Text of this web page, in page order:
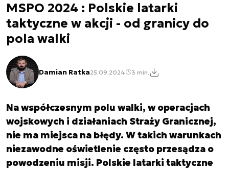
MSPO 2024 : Polskie latarki
taktyczne w akcji - od granicy do
pola walki
Damian Ratka25.09.2024 3 min.
Na współczesnym polu walki, w operacjach
wojskowych i działaniach Straży Granicznej,
nie ma miejsca na błędy. W takich warunkach
niezawodne oświetlenie często przesądza o
powodzeniu misji. Polskie latarki taktyczne